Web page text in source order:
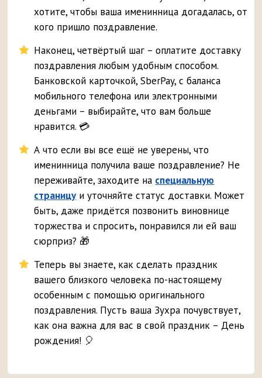
хотите, чтобы ваша именинница догадалась, от
кого пришло поздравление.
Наконец, четвёртый шаг – оплатите доставку
поздравления любым удобным способом.
Банковской карточкой, SberPay, с баланса
мобильного телефона или электронными
деньгами – выбирайте, что вам больше
нравится. 💳
А что если вы все ещё не уверены, что
именинница получила ваше поздравление? Не
переживайте, заходите на специальную
страницуи уточняйте статус доставки. Может
быть, даже придётся позвонить виновнице
торжества и спросить, понравился ли ей ваш
сюрприз? 🎁
Теперь вы знаете, как сделать праздник
вашего близкого человека по-настоящему
особенным с помощью оригинального
поздравления. Пусть ваша Зухра почувствует,
как она важна для вас в свой праздник – День
рождения! 🎈